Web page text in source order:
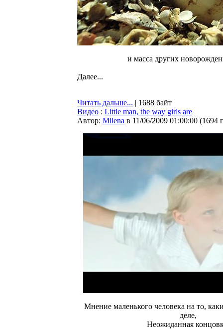
и масса других
Далее...
Читать дальше... | 1688 байт
Видео : Little man, the way girls are
Автор: Milena в 11/06/2009 01:00:00 (1694
Мнение маленького человека на то,
деле,
Неожиданная